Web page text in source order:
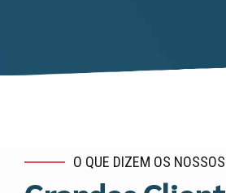
O QUE DIZEM OS